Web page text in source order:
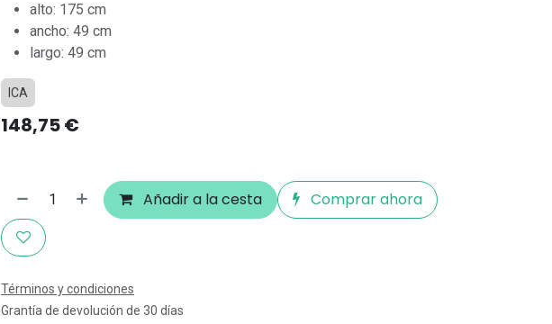
alto: 175 cm
ancho: 49 cm
largo: 49 cm
ICA
148,75€
Añadir a la cesta Comprar ahora
Términos y condiciones
Grantía de devolución de 30 días